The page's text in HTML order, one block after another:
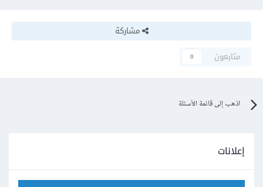
مشاركة
متابعون
0
اذهب إلى قائمة الأسئلة
إعلانات